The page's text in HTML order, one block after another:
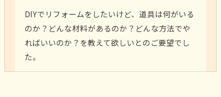
DIYでリフォームをしたいけど、道具は何がいる
のか？どんな材料があるのか？どんな方法でや
ればいいのか？を教えて欲しいとのご要望でし
た。